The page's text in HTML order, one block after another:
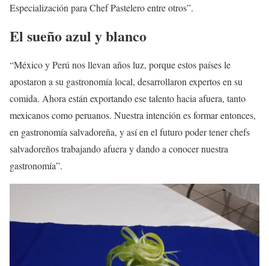
Especialización para Chef Pastelero entre otros”.
El sueño azul y blanco
“México y Perú nos llevan años luz, porque estos países le
apostaron a su gastronomía local, desarrollaron expertos en su
comida. Ahora están exportando ese talento hacia afuera, tanto
mexicanos como peruanos. Nuestra intención es formar entonces,
en gastronomía salvadoreña, y así en el futuro poder tener chefs
salvadoreños trabajando afuera y dando a conocer nuestra
gastronomía”.